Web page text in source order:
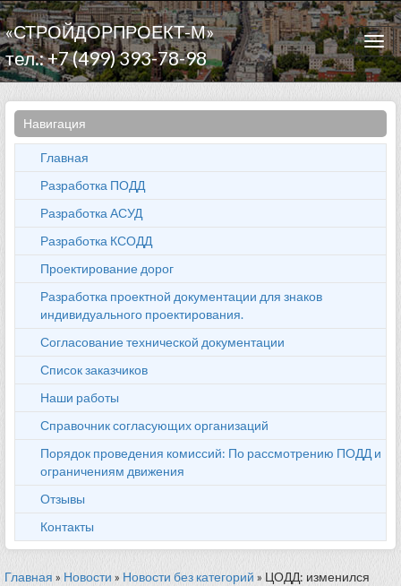
«СТРОЙДОРПРОЕКТ-М»
тел.: +7 (499) 393-78-98
Навигация
Главная
Разработка ПОДД
Разработка АСУД
Разработка КСОДД
Проектирование дорог
Разработка проектной документации для знаков
индивидуального проектирования.
Согласование технической документации
Список заказчиков
Наши работы
Справочник согласующих организаций
Порядок проведения комиссий: По рассмотрению ПОДД и
ограничениям движения
Отзывы
Контакты
Главная » Новости » Новости без категорий » ЦОДД: изменился